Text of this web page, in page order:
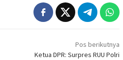
Pos berikutnya
Ketua DPR: Surpres RUU Polri